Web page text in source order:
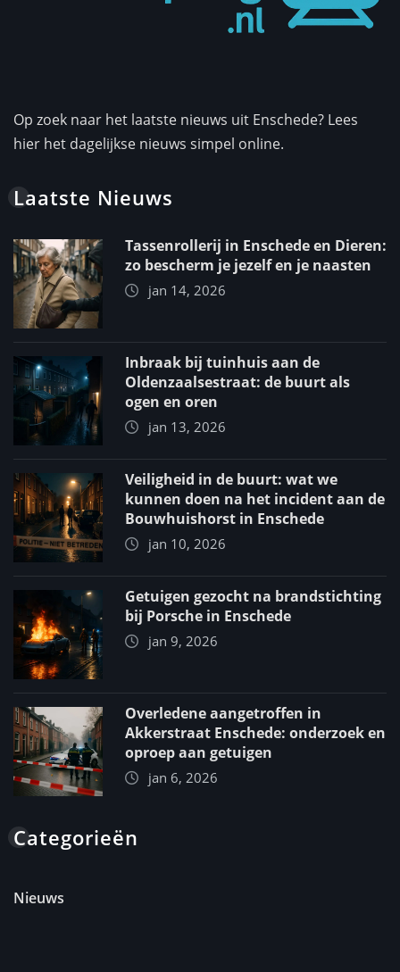
Op zoek naar het laatste nieuws uit Enschede? Lees
hier het dagelijkse nieuws simpel online.
Laatste Nieuws
Tassenrollerij in Enschede en Dieren:
zo bescherm je jezelf en je naasten
jan 14, 2026
Inbraak bij tuinhuis aan de
Oldenzaalsestraat: de buurt als
ogen en oren
jan 13, 2026
Veiligheid in de buurt: wat we
kunnen doen na het incident aan de
Bouwhuishorst in Enschede
jan 10, 2026
Getuigen gezocht na brandstichting
bij Porsche in Enschede
jan 9, 2026
Overledene aangetroffen in
Akkerstraat Enschede: onderzoek en
oproep aan getuigen
jan 6, 2026
Categorieën
Nieuws